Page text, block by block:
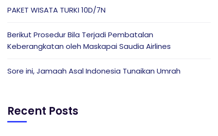
PAKET WISATA TURKI 10D/7N
Berikut Prosedur Bila Terjadi Pembatalan
Keberangkatan oleh Maskapai Saudia Airlines
Sore ini, Jamaah Asal Indonesia Tunaikan Umrah
Recent Posts